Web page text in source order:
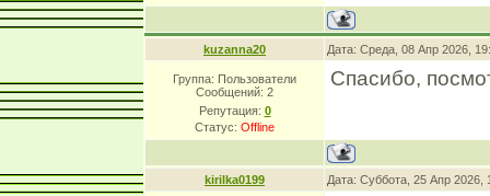
kuzanna20 Дата: Среда, 08 Апр 2026,
Группа: Пользователи
Сообщений: 2
Репутация: 0
Статус: Offline
Спасибо,
kirilka0199 Дата: Суббота, 25 Апр